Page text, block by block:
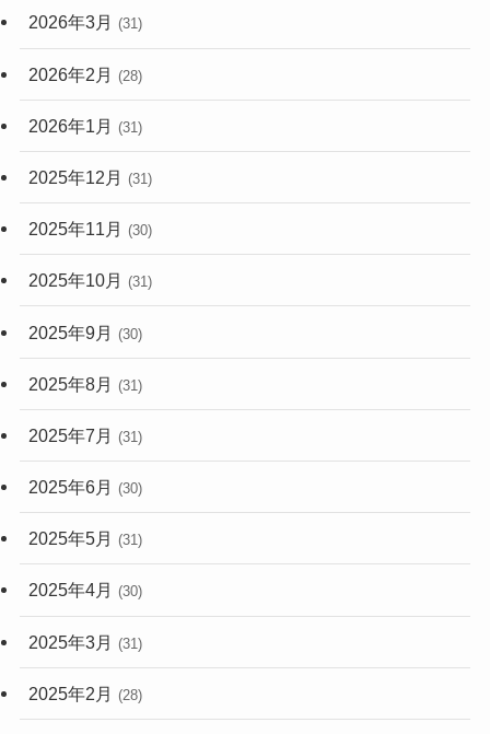
2026年3月 (31)
2026年2月 (28)
2026年1月 (31)
2025年12月 (31)
2025年11月 (30)
2025年10月 (31)
2025年9月 (30)
2025年8月 (31)
2025年7月 (31)
2025年6月 (30)
2025年5月 (31)
2025年4月 (30)
2025年3月 (31)
2025年2月 (28)